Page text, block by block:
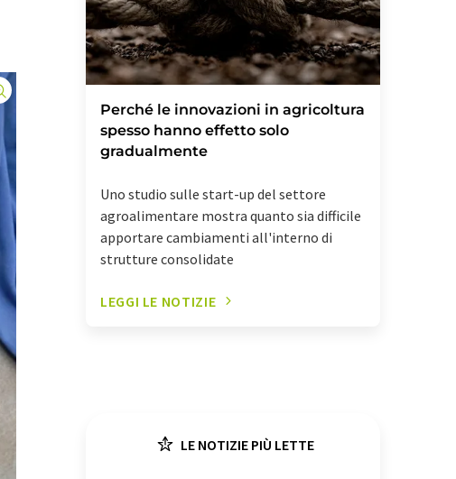
Perché le innovazioni in agricoltura
spesso hanno effetto solo
gradualmente
Uno studio sulle start-up del settore
agroalimentare mostra quanto sia difficile
apportare cambiamenti all'interno di
strutture consolidate
LEGGI LE NOTIZIE
LE NOTIZIE PIÙ LETTE